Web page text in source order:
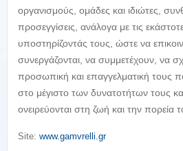
οργανισμούς, ομάδες και ιδιώτες,
προσεγγίσεις, ανάλογα με τις
υποστηρίζοντάς τους, ώστε να
συνεργάζονται, να συμμετέχουν, να
προσωπική και επαγγελματική τους
στο μέγιστο των δυνατοτήτων τους
ονειρεύονται στη ζωή και την πορεία
Site: www.gamvrelli.gr